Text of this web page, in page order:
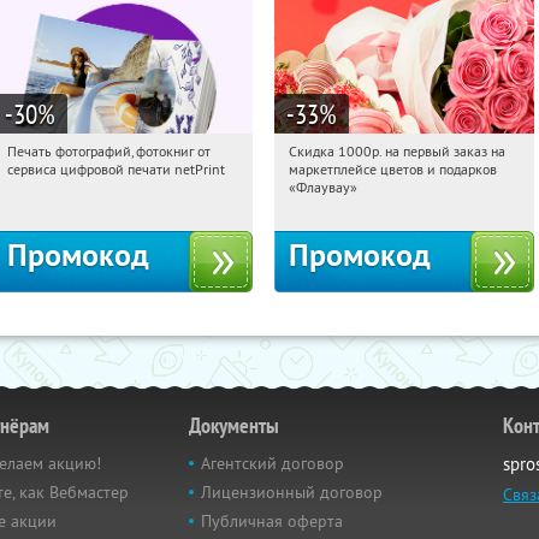
-30%
02:42:47 Получили:
Печать фотографий, фотокниг от
сервиса цифровой печати netPrint
Промокод
-33%
02:42:47 Получили:
Россия
Скидка 1000р. на первый заказ на
маркетплейсе цветов и подарков
«Флаувау»
Промокод
акцию!
как Вебмастер
акции
Документы
Агентский договор
Лицензионный договор
Публичная оферта